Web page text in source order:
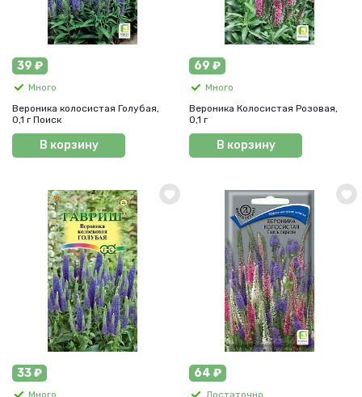
39 ₽
Много
Вероника колосистая Голубая,
0,1 г Поиск
В корзину
69 ₽
Много
Вероника Колосистая Розовая,
0,1 г
В корзину
33 ₽
Много
64 ₽
Достаточно